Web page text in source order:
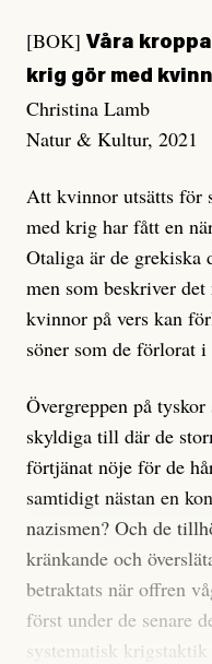
[BOK] Våra
krig gör med
Christina Lamb
Natur & Kultur, 2021
Att kvinnor utsätts för
med krig har fått en
Otaliga är de grekiska
men som beskriver
kvinnor på vers kan
söner som de förlorat
Övergreppen på
skyldiga till där de
förtjänat nöje för de
samtidigt nästan en
nazismen? Och de
kränkande och
betraktats när offren
först under de senare
systematisk